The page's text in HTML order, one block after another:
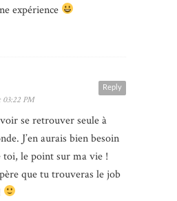
expérience
Reply
03:22 PM
se retrouver seule à
J’en aurais bien besoin
le point sur ma vie !
que tu trouveras le job